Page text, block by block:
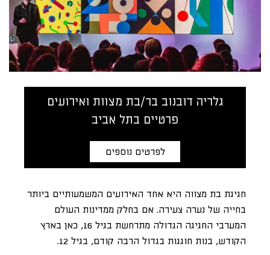
גלריה דובנוב בר/בת מצוות ואירועים
פרטיים בתל אביב
לפרטים נוספים
חגיגת בת מצווה היא אחד האירועים המשמעותיים ביותר
בחייה של נערה צעירה. אם בחלק ממדינות העולם
המערבי החגיגה הגדולה מתרחשת בגיל 16, כאן בארץ
הקודש, בנות חוגגות בגדול הרבה קודם, בגיל 12.